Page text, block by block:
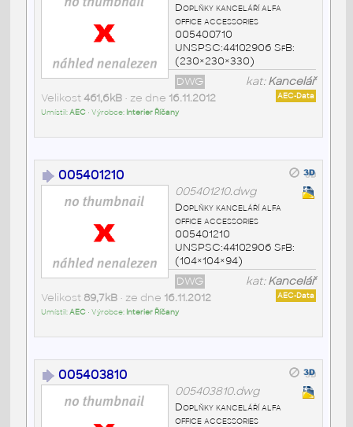
Doplňky kanceláří alfa
office accessories
005400710
UNSPSC:44102906 SfB:
(230×230×330)
kat:Kancelář
DWG
AEC-Data
Velikost 461,6kB• ze dne 16.11.2012
Umístil:AEC• Výrobce: Interier Říčany
005401210
005401210.dwg
Doplňky kanceláří alfa
office accessories
005401210
UNSPSC:44102906 SfB:
(104×104×94)
kat:Kancelář
DWG
AEC-Data
Velikost 89,7kB• ze dne 16.11.2012
Umístil:AEC• Výrobce: Interier Říčany
005403810
005403810.dwg
Doplňky kanceláří alfa
office accessories